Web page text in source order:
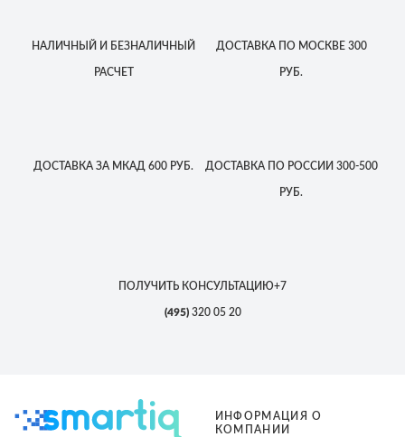
НАЛИЧНЫЙ И БЕЗНАЛИЧНЫЙ
РАСЧЕТ
ДОСТАВКАПО МОСКВЕ 300
РУБ.
ДОСТАВКА ЗА МКАД 600 РУБ. ДОСТАВКАПО РОССИИ 300-500
РУБ.
ПОЛУЧИТЬ КОНСУЛЬТАЦИЮ+7
(495)320 05 20
ИНФОРМАЦИЯ О
КОМПАНИИ